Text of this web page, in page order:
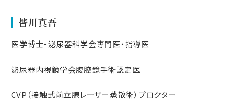
皆川真吾
医学博士・泌尿器科学会専門医・指導医
泌尿器内視鏡学会腹腔鏡手術認定医
CVP（接触式前立腺レーザー蒸散術）プロクター